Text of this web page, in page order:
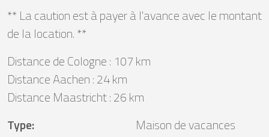
** La caution est à payer à l'avance avec le montant
de la location. **
Distance de Cologne : 107 km
Distance Aachen : 24 km
Distance Maastricht : 26 km
Type: Maison de vacances